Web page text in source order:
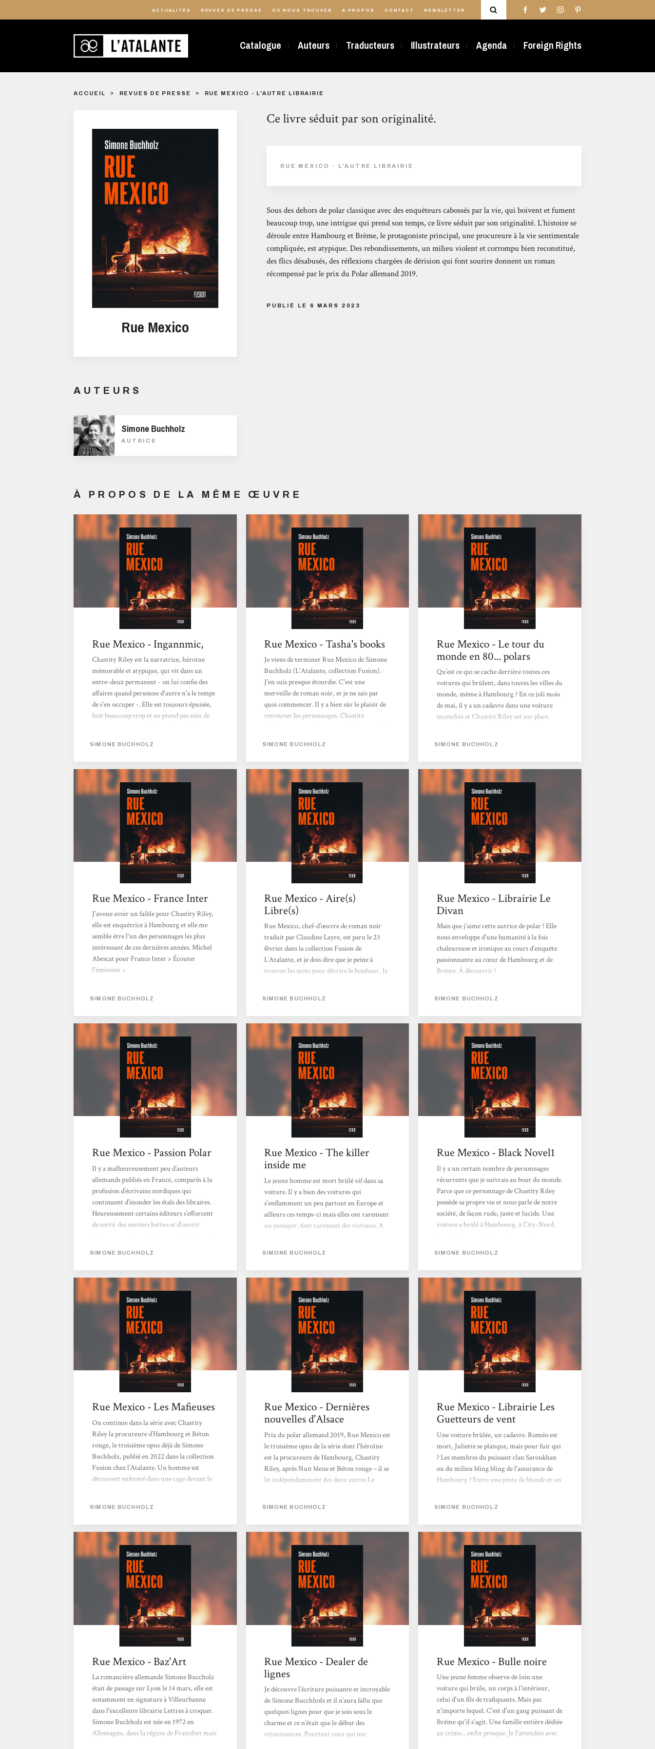
ACTUALITÉS REVUES DE PRESSE OÙ NOUS TROUVER À PROPOS CONTACT NEWSLETTER
Catalogue Auteurs Traducteurs Illustrateurs Agenda Foreign Rights
ACCUEIL REVUES DE PRESSE RUE MEXICO - L'AUTRE LIBRAIRIE
Rue Mexico
AUTEURS
Simone Buchholz
AUTRICE
Ce livre séduit par son originalité.
RUE MEXICO - L'AUTRE LIBRAIRIE
Sous des dehors de polar classique avec des enquêteurs cabossés par la vie, qui boivent etfument
beaucoup trop, une intrigue qui prend son temps, ce livre séduit par son originalité. L’histoire se
déroule entre Hambourg et Brème, le protagoniste principal, une procureure à lavie sentimentale
compliquée, est atypique. Des rebondissements, un milieu violent et corrompubien reconstitué,
des flics désabusés, des réflexions chargées de dérision qui font sourire donnent un roman
récompensé par le prix du Polar allemand 2019.
PUBLIÉ LE 6 MARS 2023
À PROPOS DE LA MÊME ŒUVRE
Rue Mexico - Ingannmic,
Chastity Riley est la narratrice, héroïne
mémorable et atypique, qui vit dans un
entre-deux permanent - on lui confie des
affaires quand personne d'autre n'a le temps
de s'en occuper -. Elle est toujours épuisée,
boit beaucoup trop et ne prend pas soin de
le pont. Elle nous livre sa parole en toute
spontanéité, avec une familiarité souvent
drôle. Le flux de ses pensées, constitué de
considérations tantôt blasées, tantôt
rigolardes, mais toujours lucides, est
empreint d’un humour...
SIMONE BUCHHOLZ
Rue Mexico - Tasha's books
Je viens de terminer Rue Mexico de Simone
Buchholz (L'Atalante, collection Fusion).
J'en suis presque étourdie. C'est une
merveille de roman noir, et je ne sais par
quoi commencer. Il y a bien sûr le plaisir de
retrouver les personnages, Chastity
personnages de noir, éprouvés, cabossés,
mais ce ne sont jamais des caricatures du
genre. On quitte un peu les lieux habituels,
pour Brême, mais tout reste poisseux à
souhait, et beau en même temps, d'une
beauté littéraire, je veux dire que c'est le
regard et l'écriture de l'autrice qui...
SIMONE BUCHHOLZ
Rue Mexico - Le tour du
monde en 80... polars
Qu’est ce qui se cache derrière toutes ces
voitures qui brûlent, dans toutes les villes du
monde, même à Hambourg ? En ce joli mois
de mai, il y a un cadavre dans une voiture
incendiée et Chastity Riley est sur place.
on y retrouve Calabretta. De ses amis
d’avant, c’est le seul que Chas revoit, raison
professionnelle oblige. Chastity est seule,
surtout la nuit, seule dans le silence avec les
cigarettes et la bière comme compagnons et
SIMONE BUCHHOLZ
Rue Mexico - France Inter
J'avoue avoir un faible pour Chastity Riley,
elle est enquêtrice à Hambourg et elle me
semble être l'un des personnages les plus
intéressant de ces dernières années. Michel
Abescat pour France Inter > Écouter
l'émission <
SIMONE BUCHHOLZ
Rue Mexico - Aire(s)
Libre(s)
Rue Mexico, chef-d’œuvre de roman noir
traduit par Claudine Layre, est paru le 23
février dans la collection Fusion de
L’Atalante, et je dois dire que je peine à
trouver les mots pour décrire le bonheur, la
Buchholz m’a submergé, deux ou trois
heures durant, de son intelligence, de son
humour noir, de son sens de l’à-propos, de sa
profonde humanité, de son empathie, de sa
langue, inventive, dure et belle, de la justesse
de chacun de ses dialogues, de chacune des
chutes...
SIMONE BUCHHOLZ
Rue Mexico - Librairie Le
Divan
Mais que j'aime cette autrice de polar ! Elle
nous enveloppe d'une humanité à la fois
chaleureuse et ironique au cours d'enquête
passionnante au cœur de Hambourg et de
Brême. À découvrir !
SIMONE BUCHHOLZ
Rue Mexico - Passion Polar
Il y a malheureusement peu d’auteurs
allemands publiés en France, comparés à la
profusion d’écrivains nordiques qui
continuent d’inonder les étals des libraires.
Heureusement certains éditeurs s’efforcent
de sortir des sentiers battus et d’ouvrir
Caroline de Benedetti et Emeric Cloche.
C’est grâce à eux que les lecteurs français ont
pu découvrir Simone Buchholz et son
personnage hors du commun Chastity Riley,
SIMONE BUCHHOLZ
Rue Mexico - The killer
inside me
Le jeune homme est mort brûlé vif dans sa
voiture. Il y a bien des voitures qui
s'enflamment un peu partout en Europe et
ailleurs ces temps-ci mais elles ont rarement
un passager, font rarement des victimes. A
l'identité du jeune homme était connue,
Nouri Saroukhan, membre de la redoutée
communauté Mahallami, réfugiée de
Turquie et du Liban, vivant en vase clos, aux
moeurs moyen-ageuses et violentes. Et
plutôt du côté de Brême, pas à Hambourg.
En compagnie des flics rompus...
SIMONE BUCHHOLZ
Rue Mexico - Black Novel1
Il y a un certain nombre de personnages
récurrents que je suivrais au bout du monde.
Parce que ce personnage de Chastity Riley
possède sa propre vie et nous parle de notre
société, de façon rude, juste et lucide. Une
voiture a brûlé à Hambourg, à City-Nord.
matin, car cette fois-ci, il y a un corps dans la
Fiat fermée à clé. Le jeune homme est
transporté dans un état critique, après avoir
inhalé des gaz toxiques...
SIMONE BUCHHOLZ
Rue Mexico - Les Mafieuses
On continue dans la série avec Chastity
Riley la procureure d’Hambourg et Béton
rouge, le troisième opus déjà de Simone
Buchholz, publié en 2022 dans la collection
Fusion chez l’Atalante. Un homme est
découvert enfermé dans une cage devant le
dire c’est que ce message est plutôt glauque.
L’enquête va suivre son cours, mais surtout
la verve et le ton inimitable de Chastity
Riley vont reprendre du service. Un
personnage toujours aussi...
SIMONE BUCHHOLZ
Rue Mexico - Dernières
nouvelles d'Alsace
Prix du polar allemand 2019, Rue Mexico est
le troisième opus de la série dont l'héroïne
est la procureure de Hambourg, Chastity
Riley, après Nuit bleue et Béton rouge – il se
lit indépendamment des deux autres.Le
hanséatique de Brême, au sein de la très
fermée communauté mahallami. Celle-ci est
issue d'une tribu guerrière de l'empire
ottoman, qui s'exila au Liban dans les années
1930 puis, fuyant la guerre civile,...
SIMONE BUCHHOLZ
Rue Mexico - Librairie Les
Guetteurs de vent
Une voiture brûlée, un cadavre. Roméo est
mort, Juliette se planque, mais pour fuir qui
? Les membres du puissant clan Saroukhan
ou du milieu bling bling de l'assurance de
Hambourg ? Entre une pinte de blonde et un
chaotiques. Un troisième volet réussi et qui
donne encore plus de volume à ce
personnage qu'on a plaisir à retrouver !
SIMONE BUCHHOLZ
Rue Mexico - Baz'Art
La romancière allemande Simone Buccholz
était de passage sur Lyon le 14 mars, elle est
notamment en signature à Villeurbanne
dans l'excellente librairie Lettres à croquer.
Simone Buchholz est née en 1972 en
Allemagne, dans la région de Francfort mais
Rue Mexico - Dealer de
lignes
Je découvre l’écriture puissante et incroyable
de Simone Bucchholz et il n’aura fallu que
quelques lignes pour que je sois sous le
charme et ce n’était que le début des
réjouissances. Pourtant ceux qui me
Rue Mexico - Bulle noire
Une jeune femme observe de loin une
voiture qui brûle, un corps à l'intérieur,
celui d'un fils de trafiquants. Mais pas
n'importe lequel. C'est d'un gang puissant de
Brême qu'il s'agit. Une famille entière dédiée
au crime... enfin presque. Je l'attendais avec